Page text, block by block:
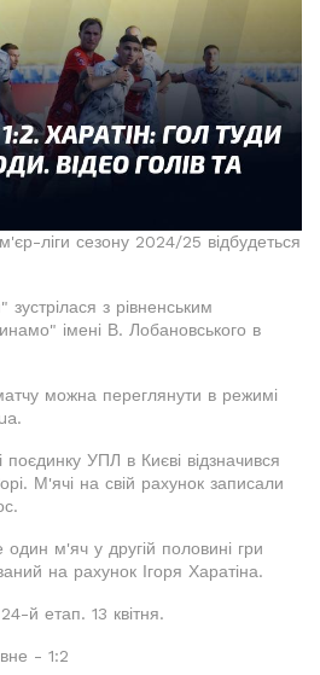
ліги сезону 2024/25 відбудеться
з рівненським
імені В. Лобановського в
можна переглянути в режимі
поєдинку УПЛ в Києві відзначився
М'ячі на свій рахунок записали
м'яч у другій половині гри
на рахунок Ігоря Харатіна.
й етап. 13 квітня.
- 1:2